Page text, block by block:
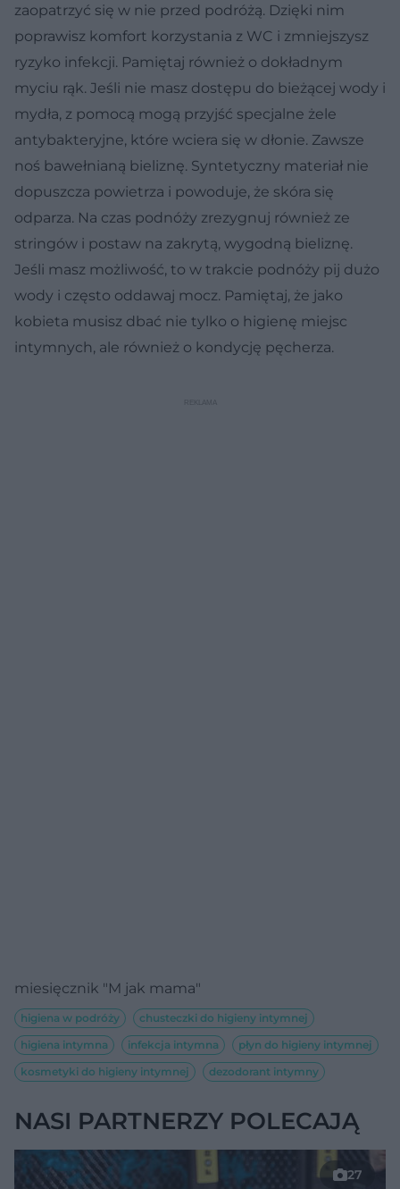
zaopatrzyć się w nie przed podróżą. Dzięki nim
poprawisz komfort korzystania z WC i zmniejszysz
ryzyko infekcji. Pamiętaj również o dokładnym
myciu rąk. Jeśli nie masz dostępu do bieżącej wody i
mydła, z pomocą mogą przyjść specjalne żele
antybakteryjne, które wciera się w dłonie. Zawsze
noś bawełnianą bieliznę. Syntetyczny materiał nie
dopuszcza powietrza i powoduje, że skóra się
odparza. Na czas podnóży zrezygnuj również ze
stringów i postaw na zakrytą, wygodną bieliznę.
Jeśli masz możliwość, to w trakcie podnóży pij dużo
wody i często oddawaj mocz. Pamiętaj, że jako
kobieta musisz dbać nie tylko o higienę miejsc
intymnych, ale również o kondycję pęcherza.
miesięcznik "M jak mama"
higiena w podróży
chusteczki do higieny intymnej
higiena intymna
infekcja intymna
płyn do higieny intymnej
kosmetyki do higieny intymnej
dezodorant intymny
NASI PARTNERZY POLECAJĄ
27